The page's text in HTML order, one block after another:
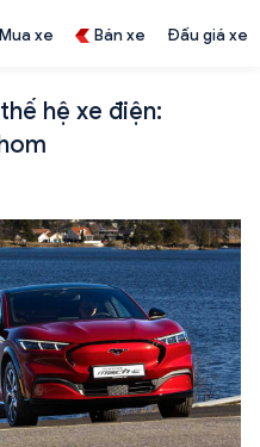
Mua xe Bán xe Đấu giá xe
hệ xe điện: